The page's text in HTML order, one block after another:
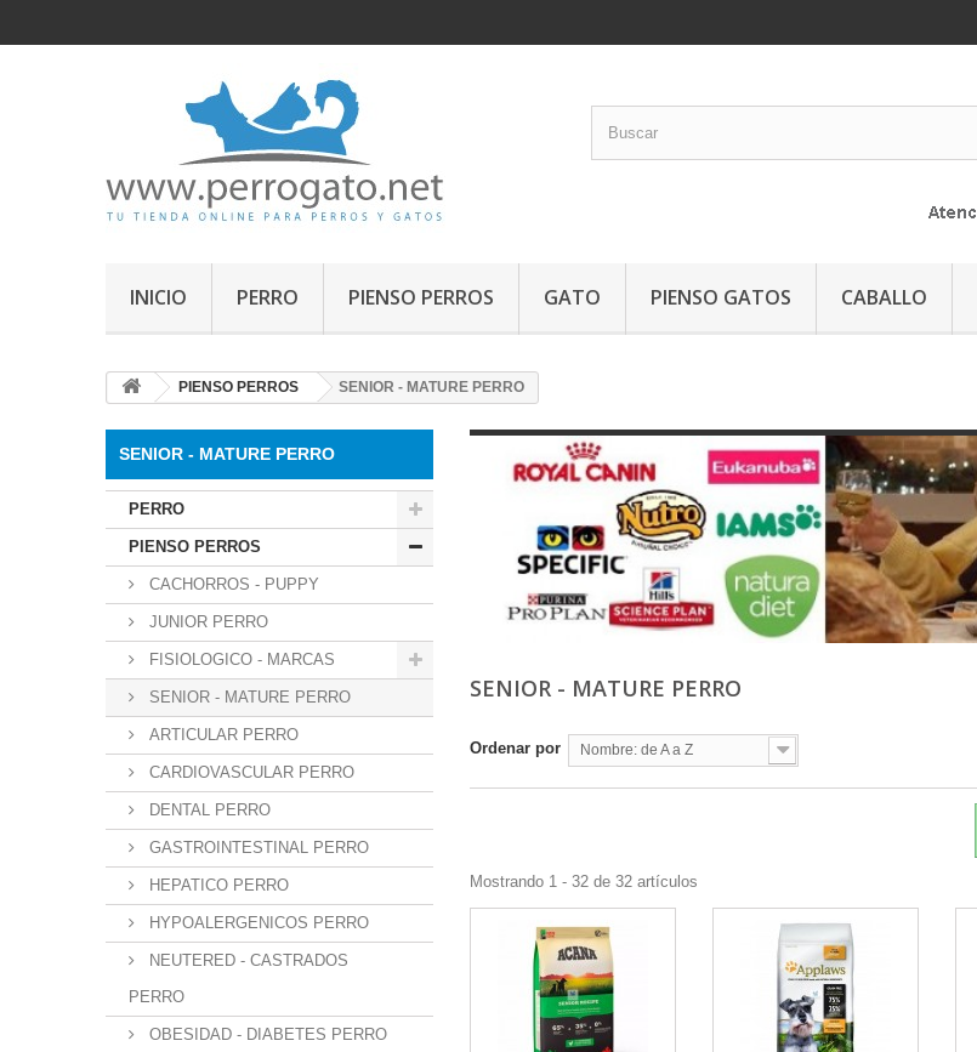
INICIO PERRO PIENSO PERROS GATO PIENSO GATOS CABALLO
PIENSO PERROS SENIOR - MATURE PERRO
SENIOR - MATURE PERRO
PERRO
PIENSO PERROS
CACHORROS - PUPPY
JUNIOR PERRO
FISIOLOGICO - MARCAS
SENIOR - MATURE PERRO
ARTICULAR PERRO
CARDIOVASCULAR PERRO
DENTAL PERRO
GASTROINTESTINAL PERRO
HEPATICO PERRO
HYPOALERGENICOS PERRO
NEUTERED - CASTRADOS
PERRO
OBESIDAD - DIABETES PERRO
SENIOR - MATURE PERRO
Ordenar por Nombre: de A a Z
Mostrando 1 - 32 de 32 artículos